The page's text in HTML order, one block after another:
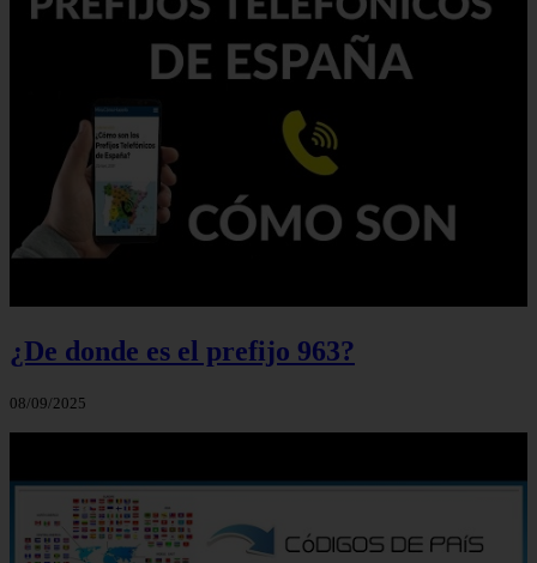
¿De donde es el prefijo 963?
08/09/2025